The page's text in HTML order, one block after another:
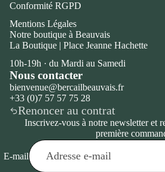
Conformité RGPD
Mentions Légales
Notre boutique à Beauvais
La Boutique | Place Jeanne Hachette
10h-19h · du Mardi au Samedi
Nous contacter
bienvenue@bercailbeauvais.fr
+33 (0)7 57 57 75 28
Renoncer au contrat
Inscrivez-vous à notre newsletter et
première
E-mail